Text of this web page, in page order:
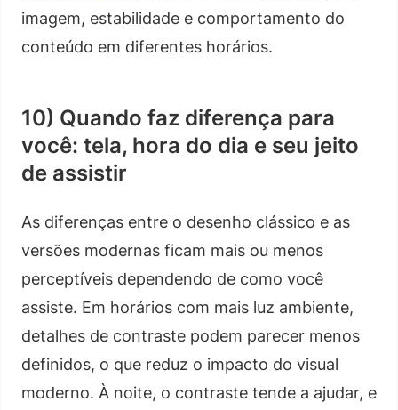
imagem, estabilidade e comportamento do
conteúdo em diferentes horários.
10) Quando faz diferença para
você: tela, hora do dia e seu jeito
de assistir
As diferenças entre o desenho clássico e as
versões modernas ficam mais ou menos
perceptíveis dependendo de como você
assiste. Em horários com mais luz ambiente,
detalhes de contraste podem parecer menos
definidos, o que reduz o impacto do visual
moderno. À noite, o contraste tende a ajudar, e